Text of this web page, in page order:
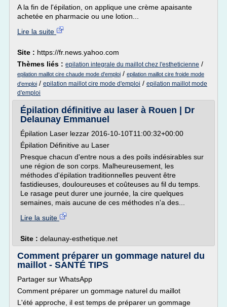
A la fin de l'épilation, on applique une crème apaisante
achetée en pharmacie ou une lotion...
Lire la suite
Site : https://fr.news.yahoo.com
Thèmes liés : epilation integrale du maillot chez l'estheticienne /
epilation maillot cire chaude mode d'emploi / epilation maillot cire froide mode
d'emploi / epilation maillot cire mode d'emploi / epilation maillot mode
d'emploi
Épilation définitive au laser à Rouen | Dr
Delaunay Emmanuel
Épilation Laser lezzar 2016-10-10T11:00:32+00:00
Épilation Définitive au Laser
Presque chacun d'entre nous a des poils indésirables sur
une région de son corps. Malheureusement, les
méthodes d'épilation traditionnelles peuvent être
fastidieuses, douloureuses et coûteuses au fil du temps.
Le rasage peut durer une journée, la cire quelques
semaines, mais aucune de ces méthodes n'a des...
Lire la suite
Site : delaunay-esthetique.net
Comment préparer un gommage naturel du
maillot - SANTÉ TIPS
Partager sur WhatsApp
Comment préparer un gommage naturel du maillot
L'été approche, il est temps de préparer un gommage